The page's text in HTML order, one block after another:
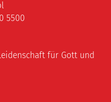
5500
für Gott und